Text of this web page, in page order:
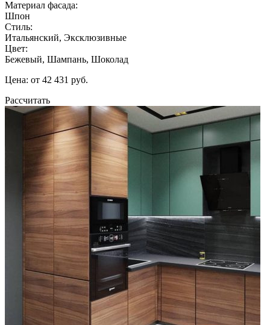
Материал фасада:
Шпон
Стиль:
Итальянский, Эксклюзивные
Цвет:
Бежевый, Шампань, Шоколад
Цена: от 42 431 руб.
Рассчитать